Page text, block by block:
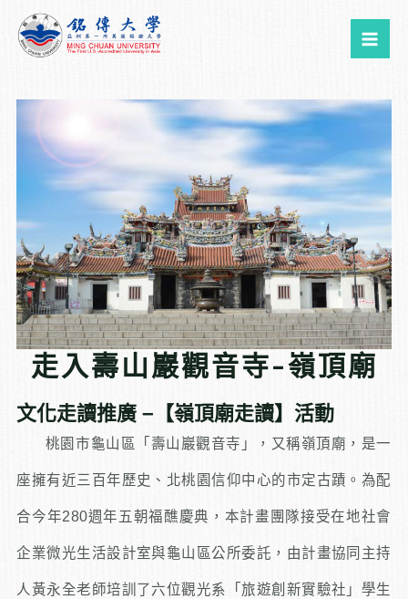
走入壽山巖觀音寺-嶺頂廟
文化走讀推廣 −【嶺頂廟走讀】活動
桃園市龜山區「壽山巖觀音寺」，又稱嶺頂廟，是一
座擁有近三百年歷史、北桃園信仰中心的市定古蹟。為配
合今年280週年五朝福醮慶典，本計畫團隊接受在地社會
企業微光生活設計室與龜山區公所委託，由計畫協同主持
人黃永全老師培訓了六位觀光系「旅遊創新實驗社」學生